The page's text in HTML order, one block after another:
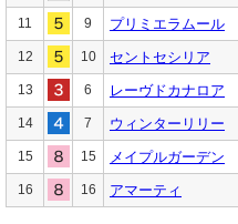
11 9 プリミエラムール
12 10 セントセシリア
13 6 レーヴドカナロア
14 7 ウィンターリリー
15 15 メイプルガーデン
16 16 アマーティ